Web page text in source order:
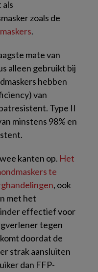
als
zoals de
.
mate van
alleen gebruikt bij
hebben
van
Type II
minstens 98% en
kanten op. Het
te
, ook
met het
effectief voor
tegen
doordat de
strak aansluiten
dan FFP-